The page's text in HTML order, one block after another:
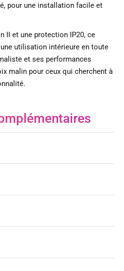
pour une installation facile et
II et une protection IP20, ce
utilisation intérieure en toute
et ses performances
malin pour ceux qui cherchent à